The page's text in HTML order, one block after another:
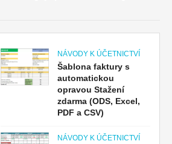
NÁVODY K ÚČETNICTVÍ
Šablona faktury s
automatickou
opravou Stažení
zdarma (ODS, Excel,
PDF a CSV)
NÁVODY K ÚČETNICTVÍ